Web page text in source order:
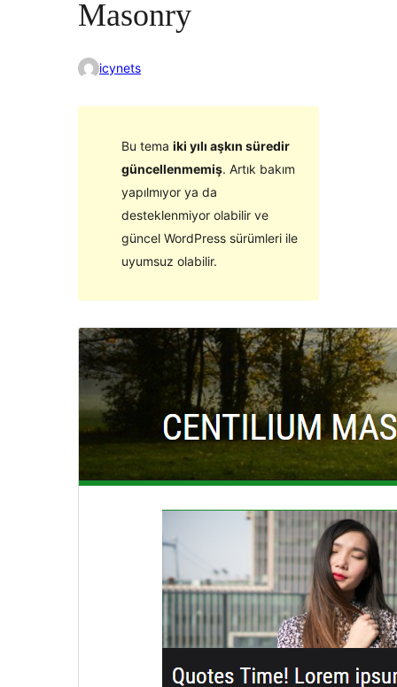
Masonry
icynets
Bu tema iki yılı aşkın süredir
güncellenmemiş. Artık bakım
yapılmıyor ya da
desteklenmiyor olabilir ve
güncel WordPress sürümleri ile
uyumsuz olabilir.